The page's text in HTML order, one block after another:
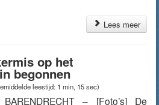
Lees meer
op het
begonnen
leestijd: 1 min, 15 sec)
BARENDRECHT – [Foto’s] De